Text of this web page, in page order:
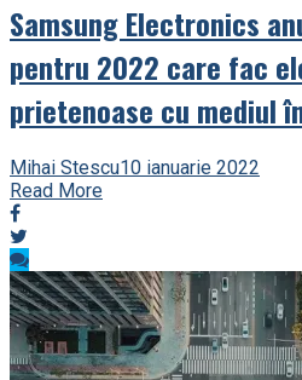
Samsung Electronics
pentru 2022 care fac
prietenoase cu mediul
Mihai Stescu10 ianuarie 2022
Read More